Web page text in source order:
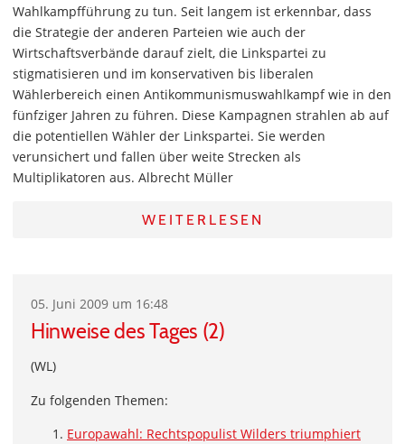
Wahlkampfführung zu tun. Seit langem ist erkennbar, dass
die Strategie der anderen Parteien wie auch der
Wirtschaftsverbände darauf zielt, die Linkspartei zu
stigmatisieren und im konservativen bis liberalen
Wählerbereich einen Antikommunismuswahlkampf wie in den
fünfziger Jahren zu führen. Diese Kampagnen strahlen ab auf
die potentiellen Wähler der Linkspartei. Sie werden
verunsichert und fallen über weite Strecken als
Multiplikatoren aus. Albrecht Müller
WEITERLESEN
05. Juni 2009 um 16:48
Hinweise des Tages (2)
(WL)
Zu folgenden Themen:
Europawahl: Rechtspopulist Wilders triumphiert